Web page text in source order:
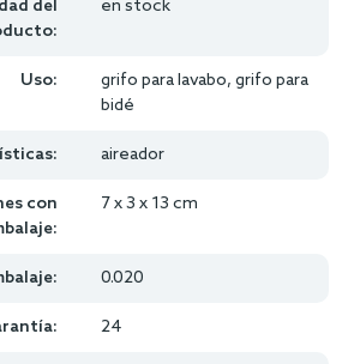
del
en stock
Uso:
grifo para lavabo, grifo para
bidé
aireador
con
7 x 3 x 13 cm
0.020
24